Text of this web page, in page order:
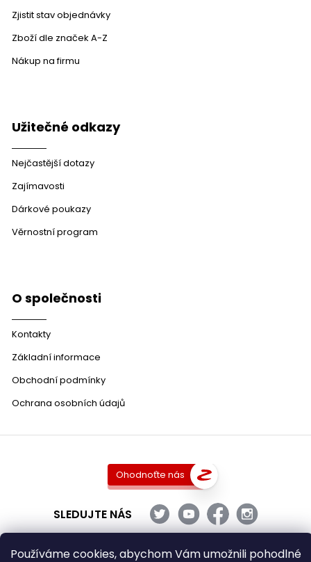
Používáme cookies, abychom Vám umožnili pohodlné
Zjistit stav objednávky
Zboží dle značek A-Z
Nákup na firmu
Užitečné odkazy
Nejčastější dotazy
Zajímavosti
Dárkové poukazy
Věrnostní program
O společnosti
Kontakty
Základní informace
Obchodní podmínky
Ochrana osobních údajů
Ohodnoťte nás
SLEDUJTE NÁS